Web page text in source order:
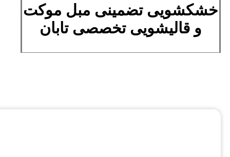
خشکشویی تضمینی مبل موکت
و قالیشویی تخصصی تابان